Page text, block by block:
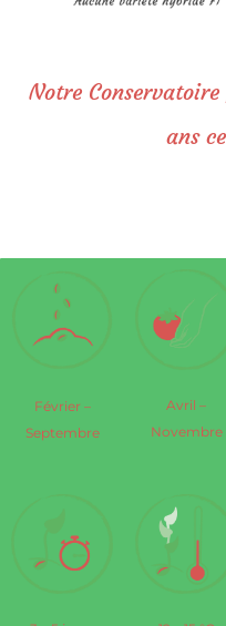
Notre
ans
Février –
Septembre
Avril –
Novembre